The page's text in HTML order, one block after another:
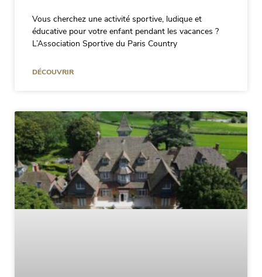
Vous cherchez une activité sportive, ludique et
éducative pour votre enfant pendant les vacances ?
L’Association Sportive du Paris Country
DÉCOUVRIR